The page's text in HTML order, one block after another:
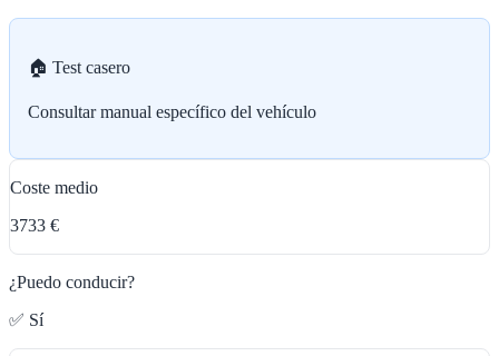
🏠 Test casero
Consultar manual específico del vehículo
Coste medio
3733 €
¿Puedo conducir?
✅ Sí